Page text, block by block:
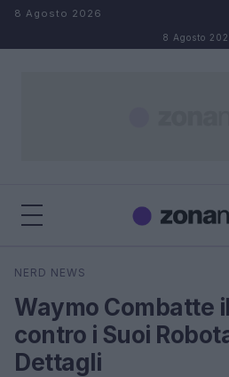
Salta al contenuto
8 Agosto 2026
8 Agosto
Cerca
NERD NEWS
Waymo Combatte
contro i Suoi
Dettagli